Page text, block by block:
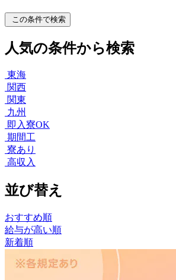
この条件で検索
人気の条件から検索
東海
関西
関東
九州
即入寮OK
期間工
寮あり
高収入
並び替え
おすすめ順
給与が高い順
新着順